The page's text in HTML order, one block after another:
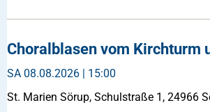
Choralblasen vom Kirchturm
SA 08.08.2026 | 15:00
St. Marien Sörup, Schulstraße 1, 24966